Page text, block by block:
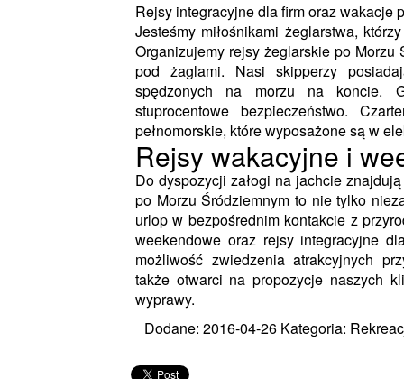
Rejsy integracyjne dla firm oraz wakacje
Jesteśmy miłośnikami żeglarstwa,
Organizujemy rejsy żeglarskie po
pod żaglami. Nasi skipperzy
spędzonych na morzu na koncie.
stuprocentowe bezpieczeństwo.
pełnomorskie, które wyposażone są w
Rejsy wakacyjne i
Do dyspozycji załogi na jachcie
po Morzu Śródziemnym to nie tylko
urlop w bezpośrednim kontakcie z
weekendowe oraz rejsy integracyjne
możliwość zwiedzenia atrakcyjnych
także otwarci na propozycje naszych
wyprawy.
Dodane: 2016-04-26 Kategoria: